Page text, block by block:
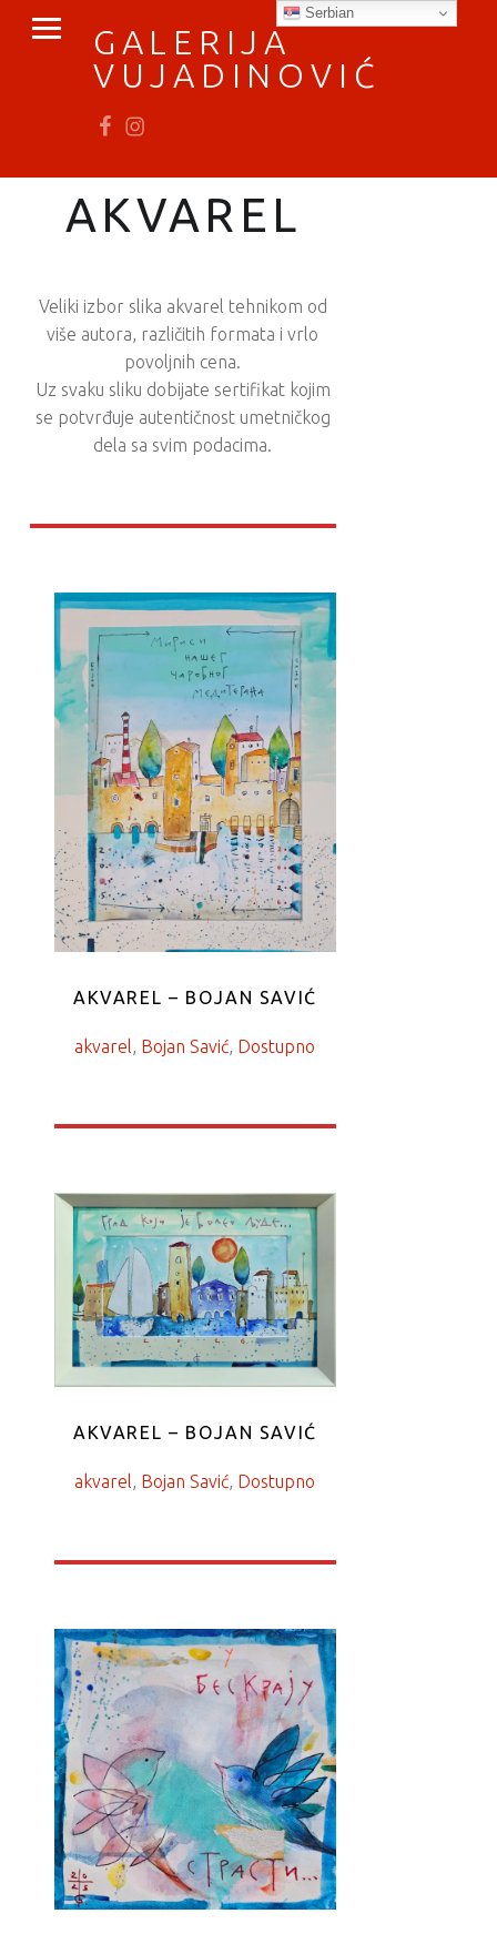
GALERIJA
VUJADINOVIĆ
AKVAREL
Veliki izbor slika akvarel tehnikom od
više autora, različitih formata i vrlo
povoljnih cena.
Uz svaku sliku dobijate sertifikat kojim
se potvrđuje autentičnost umetničkog
dela sa svim podacima.
AKVAREL – BOJAN SAVIĆ
akvarel Bojan Savić Dostupno
AKVAREL – BOJAN SAVIĆ
akvarel, Bojan Savić, Dostupno
Serbian